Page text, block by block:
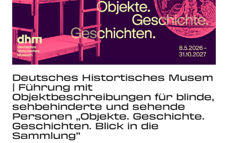
Deutsches Histortisches Musem
| Führung mit
Objektbeschreibungen für blinde,
sehbehinderte und sehende
Personen „Objekte. Geschichte.
Geschichten. Blick in die
Sammlung”